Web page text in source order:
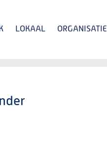
LOKAAL ORGANISATIE